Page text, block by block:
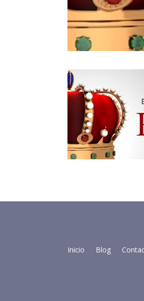
Inicio Blog